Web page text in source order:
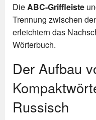
DieABC-Griffleiste
Trennung zwischen
erleichtern das
Wörterbuch.
Der Aufbau
Russisch